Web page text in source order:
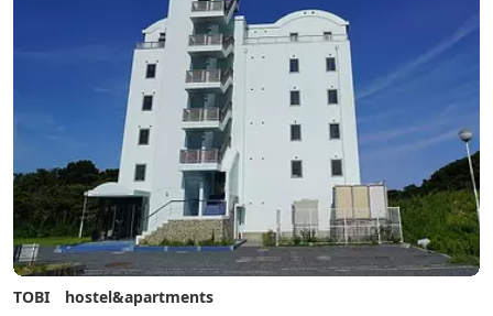
TOBI hostel&apartments